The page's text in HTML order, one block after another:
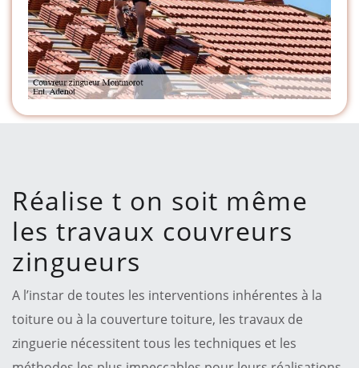
Réalise t on soit même
les travaux couvreurs
zingueurs
A l’instar de toutes les interventions inhérentes à la
toiture ou à la couverture toiture, les travaux de
zinguerie nécessitent tous les techniques et les